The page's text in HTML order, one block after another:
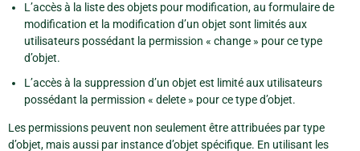
L’accès à la liste des objets pour modification, au formulaire de
modification et la modification d’un objet sont limités aux
utilisateurs possédant la permission « change » pour ce type
d’objet.
L’accès à la suppression d’un objet est limité aux utilisateurs
possédant la permission « delete » pour ce type d’objet.
Les permissions peuvent non seulement être attribuées par type
d’objet, mais aussi par instance d’objet spécifique. En utilisant les